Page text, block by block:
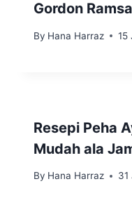
Gordon
By Hana Harraz 15
Resepi Peha
Mudah ala
By Hana Harraz 31